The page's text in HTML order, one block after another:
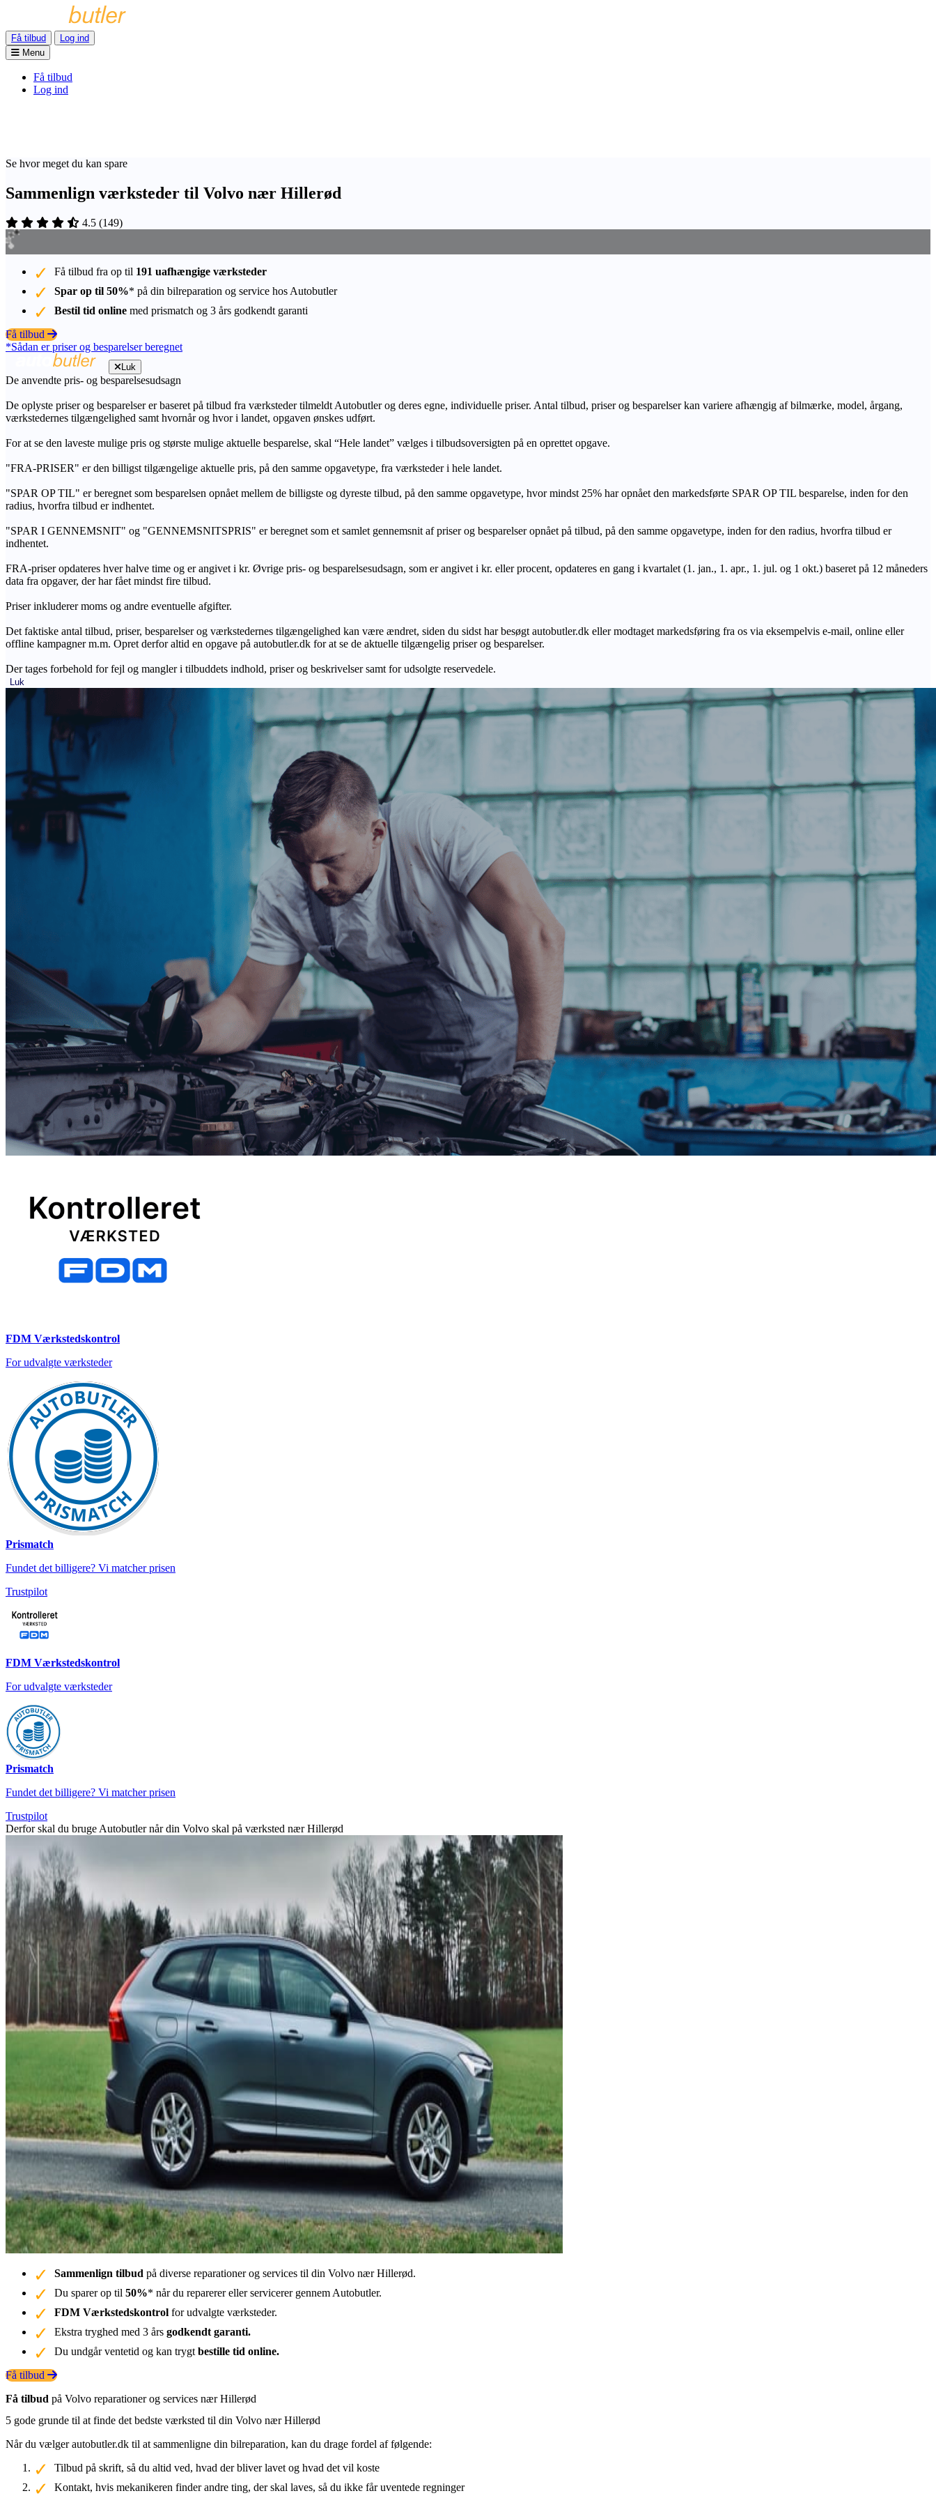
Få tilbud
Log ind
Menu
Få tilbud
Log ind
Se hvor meget du kan spare
Sammenlign værksteder til Volvo nær Hillerød
4.5 (149)
Få tilbud fra op til 191 uafhængige værksteder
Spar op til 50%* på din bilreparation og service hos Autobutler
Bestil tid online med prismatch og 3 års godkendt garanti
Få tilbud
*Sådan er priser og besparelser beregnet
Luk
De anvendte pris- og besparelsesudsagn
De oplyste priser og besparelser er baseret på tilbud fra værksteder tilmeldt Autobutler og deres egne, individuelle priser. Antal tilbud, priser og besparelser kan variere afhængig af bilmærke, model, årgang,
værkstedernes tilgængelighed samt hvornår og hvor i landet, opgaven ønskes udført.
For at se den laveste mulige pris og største mulige aktuelle besparelse, skal “Hele landet” vælges i tilbudsoversigten på en oprettet opgave.
"FRA-PRISER" er den billigst tilgængelige aktuelle pris, på den samme opgavetype, fra værksteder i hele landet.
"SPAR OP TIL" er beregnet som besparelsen opnået mellem de billigste og dyreste tilbud, på den samme opgavetype, hvor mindst 25% har opnået den markedsførte SPAR OP TIL besparelse, inden for den
radius, hvorfra tilbud er indhentet.
"SPAR I GENNEMSNIT" og "GENNEMSNITSPRIS" er beregnet som et samlet gennemsnit af priser og besparelser opnået på tilbud, på den samme opgavetype, inden for den radius, hvorfra tilbud er
indhentet.
FRA-priser opdateres hver halve time og er angivet i kr. Øvrige pris- og besparelsesudsagn, som er angivet i kr. eller procent, opdateres en gang i kvartalet (1. jan., 1. apr., 1. jul. og 1 okt.) baseret på 12 måneders
data fra opgaver, der har fået mindst fire tilbud.
Priser inkluderer moms og andre eventuelle afgifter.
Det faktiske antal tilbud, priser, besparelser og værkstedernes tilgængelighed kan være ændret, siden du sidst har besøgt autobutler.dk eller modtaget markedsføring fra os via eksempelvis e-mail, online eller
offline kampagner m.m. Opret derfor altid en opgave på autobutler.dk for at se de aktuelle tilgængelig priser og besparelser.
Der tages forbehold for fejl og mangler i tilbuddets indhold, priser og beskrivelser samt for udsolgte reservedele.
Luk
FDM Værkstedskontrol
For udvalgte værksteder
Prismatch
Fundet det billigere? Vi matcher prisen
Trustpilot
FDM Værkstedskontrol
For udvalgte værksteder
Prismatch
Fundet det billigere? Vi matcher prisen
Trustpilot
Derfor skal du bruge Autobutler når din Volvo skal på værksted nær Hillerød
Sammenlign tilbud på diverse reparationer og services til din Volvo nær Hillerød.
Du sparer op til 50%* når du reparerer eller servicerer gennem Autobutler.
FDM Værkstedskontrol for udvalgte værksteder.
Ekstra tryghed med 3 års godkendt garanti.
Du undgår ventetid og kan trygt bestille tid online.
Få tilbud
Få tilbud på Volvo reparationer og services nær Hillerød
5 gode grunde til at finde det bedste værksted til din Volvo nær Hillerød
Når du vælger autobutler.dk til at sammenligne din bilreparation, kan du drage fordel af følgende:
Tilbud på skrift, så du altid ved, hvad der bliver lavet og hvad det vil koste
Kontakt, hvis mekanikeren finder andre ting, der skal laves, så du ikke får uventede regninger